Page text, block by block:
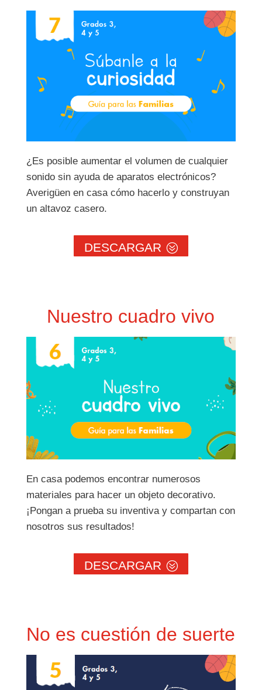
¿Es posible aumentar el volumen de cualquier
sonido sin ayuda de aparatos electrónicos?
Averigüen en casa cómo hacerlo y construyan
un altavoz casero.
DESCARGAR
Nuestro cuadro vivo
En casa podemos encontrar numerosos
materiales para hacer un objeto decorativo.
¡Pongan a prueba su inventiva y compartan con
nosotros sus resultados!
DESCARGAR
No es cuestión de suerte